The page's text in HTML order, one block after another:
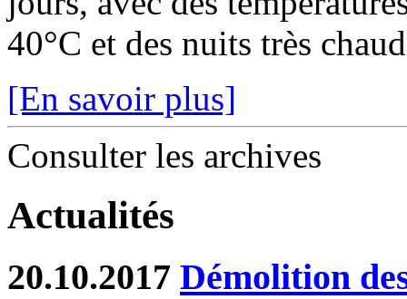
40°C et des nuits très
[En savoir plus]
Consulter les archives
Actualités
20.10.2017 Démolition